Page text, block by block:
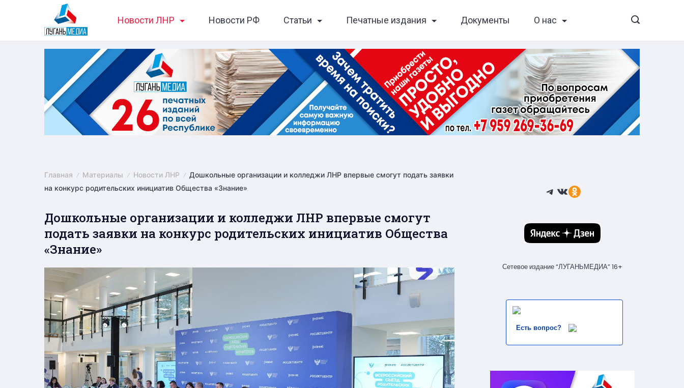
Новости ЛНР Новости РФ Статьи Печатные издания Документы О нас
Главная Материалы Новости ЛНР
Дошкольные организации и колледжи ЛНР впервые смогут подать заявки
на конкурс родительских инициатив Общества «Знание»
Дошкольные организации и колледжи ЛНР впервые смогут
подать заявки на конкурс родительских инициатив Общества
«Знание»
Telegram
ВКонтакте
Ссылка
Сетевое издание “ЛУГАНЬМЕДИА” 16+
Есть вопрос?